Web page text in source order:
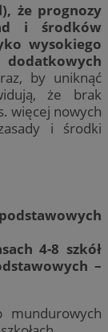
że prognozy
i środków
wysokiego
by uniknąć
że brak
więcej nowych
i środki
4-8 szkół
–
mundurowych